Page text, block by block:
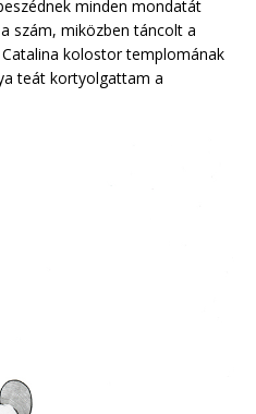
minden mondatát
szám, miközben táncolt a
kolostor templomának
teát kortyolgattam a